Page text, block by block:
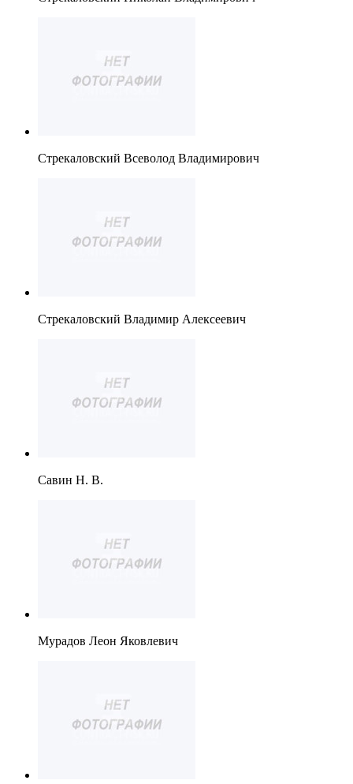
Стрекаловский Всеволод Владимирович
Стрекаловский Владимир Алексеевич
Савин Н. В.
Мурадов Леон Яковлевич